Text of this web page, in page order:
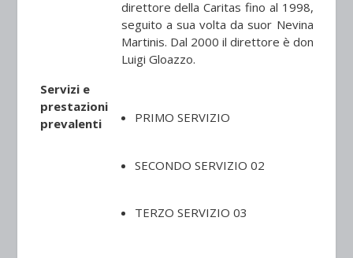
direttore della Caritas fino al 1998,
seguito a sua volta da suor Nevina
Martinis. Dal 2000 il direttore è don
Luigi Gloazzo.
Servizi e
prestazioni
prevalenti
PRIMO SERVIZIO
SECONDO SERVIZIO 02
TERZO SERVIZIO 03